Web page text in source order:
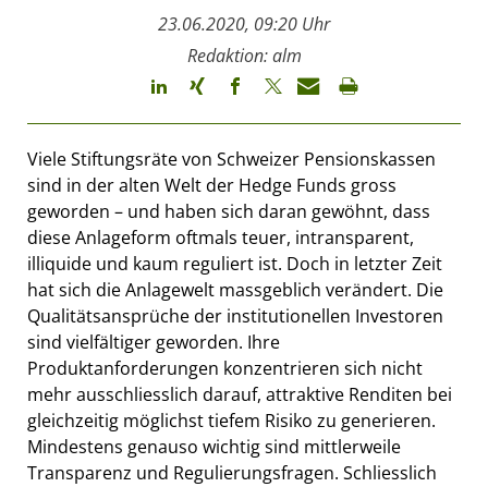
23.06.2020, 09:20 Uhr
Redaktion: alm
Viele Stiftungsräte von Schweizer Pensionskassen
sind in der alten Welt der Hedge Funds gross
geworden – und haben sich daran gewöhnt, dass
diese Anlageform oftmals teuer, intransparent,
illiquide und kaum reguliert ist. Doch in letzter Zeit
hat sich die Anlagewelt massgeblich verändert. Die
Qualitätsansprüche der institutionellen Investoren
sind vielfältiger geworden. Ihre
Produktanforderungen konzentrieren sich nicht
mehr ausschliesslich darauf, attraktive Renditen bei
gleichzeitig möglichst tiefem Risiko zu generieren.
Mindestens genauso wichtig sind mittlerweile
Transparenz und Regulierungsfragen. Schliesslich